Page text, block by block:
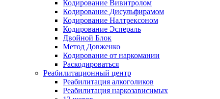
Кодирование Вивитролом
Кодирование Дисульфирамом
Кодирование Налтрексоном
Кодирование Эспераль
Двойной Блок
Метод Довженко
Кодирование от наркомании
Раскодироваться
Реабилитационный центр
Реабилитация алкоголиков
Реабилитация наркозависимых